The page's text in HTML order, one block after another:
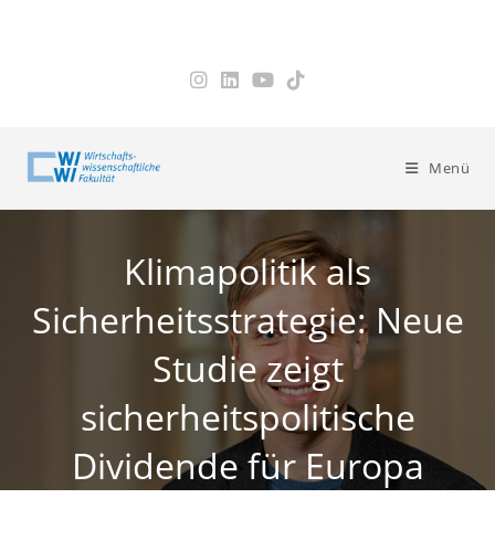
Menü
Klimapolitik als
Sicherheitsstrategie: Neue
Studie zeigt
sicherheitspolitische
Dividende für Europa